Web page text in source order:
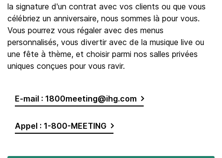
la signature d'un contrat avec vos clients ou que vous
célébriez un anniversaire, nous sommes là pour vous.
Vous pourrez vous régaler avec des menus
personnalisés, vous divertir avec de la musique live ou
une fête à thème, et choisir parmi nos salles privées
uniques conçues pour vous ravir.
E-mail : 1800meeting@ihg.com
Appel : 1-800-MEETING